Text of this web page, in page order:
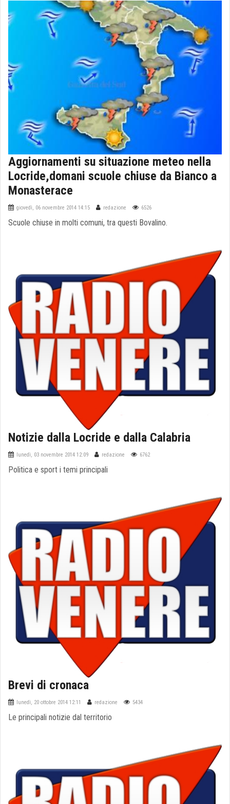
Aggiornamenti su situazione meteo nella
Locride,domani scuole chiuse da Bianco a
Monasterace
giovedì, 06 novembre 2014 14:15 redazione 6526
Scuole chiuse in molti comuni, tra questi Bovalino.
Notizie dalla Locride e dalla Calabria
lunedì, 03 novembre 2014 12:09 redazione 6762
Politica e sport i temi principali
Brevi di cronaca
lunedì, 20 ottobre 2014 12:11 redazione 5434
Le principali notizie dal territorio